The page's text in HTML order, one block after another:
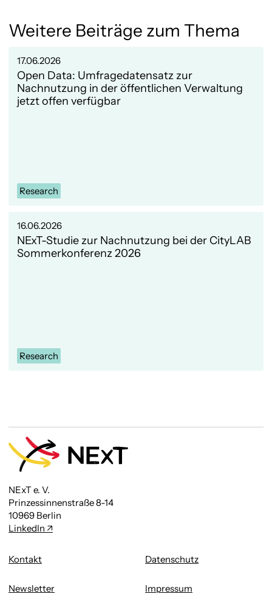
Weitere Beiträge zum Thema
17.06.2026
Open Data: Umfragedatensatz zur
Nachnutzung in der öffentlichen Verwaltung
jetzt offen verfügbar
Research
16.06.2026
NExT-Studie zur Nachnutzung bei der CityLAB
Sommer­konferenz 2026
Research
NExT e. V.
Prinzessinnenstraße 8-14
10969 Berlin
LinkedIn
Kontakt
Newsletter
Datenschutz
Impressum